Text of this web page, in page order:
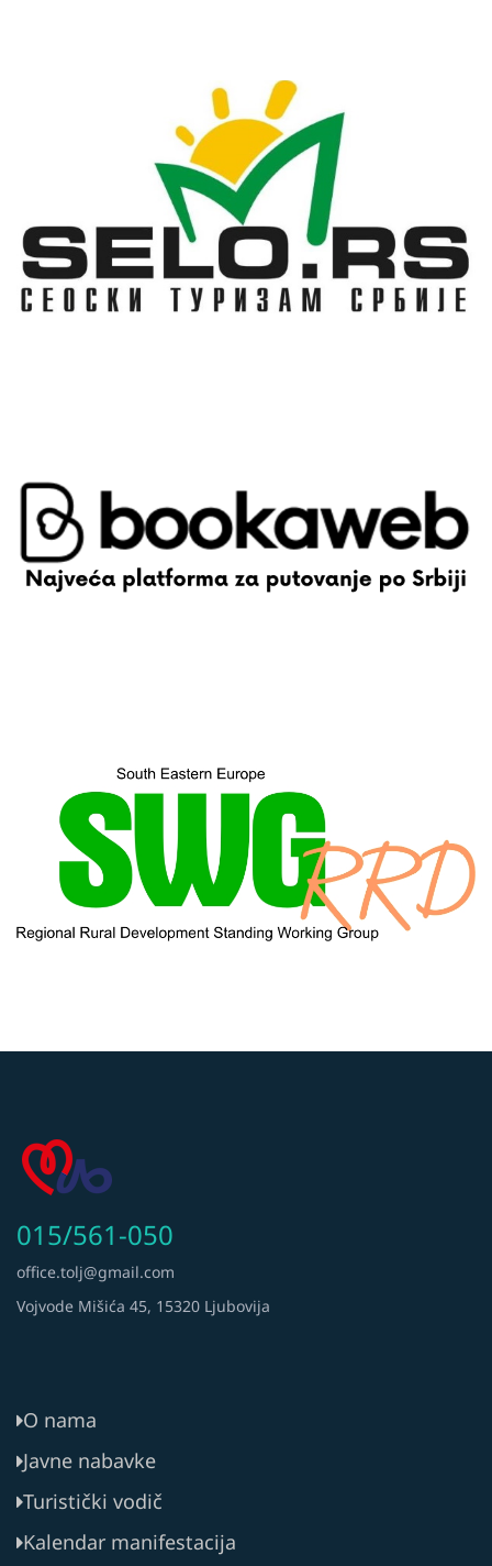
015/561-050
office.tolj@gmail.com
Vojvode Mišića 45, 15320 Ljubovija
O nama
Javne nabavke
Turistički vodič
Kalendar manifestacija